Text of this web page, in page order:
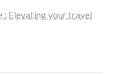
: Elevating your travel